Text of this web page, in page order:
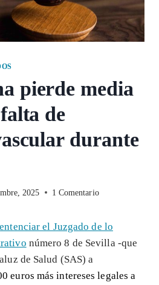
pierde media
de
durante
2025 1 Comentario
el Juzgado de lo
número 8 de Sevilla -que
de Salud (SAS) a
euros más intereses legales a